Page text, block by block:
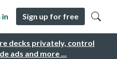
decks privately, control
ads and more …
in Sign up for free